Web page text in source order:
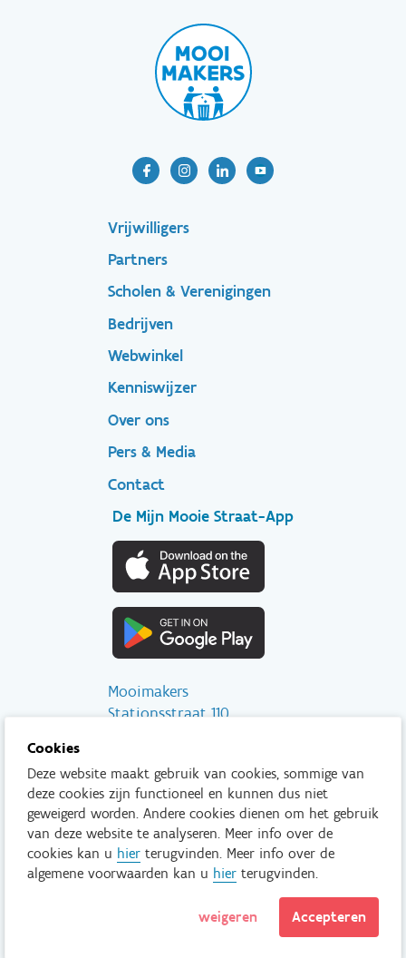
Footer-
menu
Vrijwilligers
Partners
Scholen & Verenigingen
Bedrijven
Footer
secondary
Webwinkel
Kenniswijzer
Over ons
Pers & Media
Contact
De Mijn Mooie Straat-App
Mooimakers
Stationsstraat 110
info@mooimakers.be
015 28 41 56
Tenzij anders vermeld is het niet toegestaan om inhoud van deze
website te kopiëren, reproduceren, aan te passen en/of onder
een andere vorm te publiceren zonder voorafgaand en
uitdrukkelijk akkoord van Mooimakers.
© Mooimakers.be 2026
Cookies
Deze website maakt gebruik van cookies, sommige van
deze cookies zijn functioneel en kunnen dus niet
geweigerd worden. Andere cookies dienen om het gebruik
van deze website te analyseren. Meer info over de
cookies kan u hier terugvinden. Meer info over de
algemene voorwaarden kan u hier terugvinden.
weigeren Accepteren